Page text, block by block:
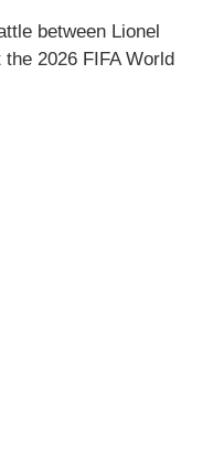
between Lionel
2026 FIFA World